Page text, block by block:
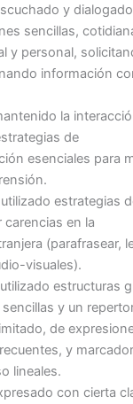
y
sencillas,
y personal,
información
la
de
esenciales para
estrategias
carencias en la
(parafrasear,
visuales).
estructuras
y un
de
y
lineales.
con cierta